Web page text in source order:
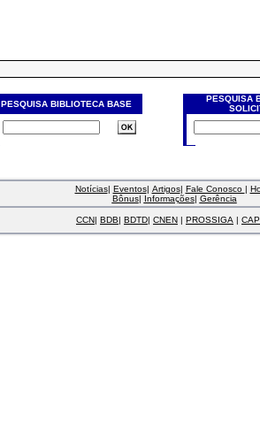
PESQUISA BIBLIOTECA BASE
PESQUISA
Notícias| Eventos| Artigos| Fale Conosco |
Bônus| Informações| Gerência
CCN| BDB| BDTD| CNEN | PROSSIGA |